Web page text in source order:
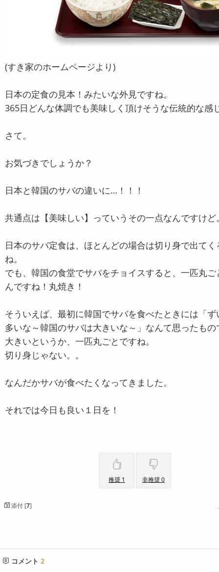
(すき家のホームページより)
日本の定食の見本！みたいな外見ですね。
365日どんな体調でも美味しく頂けそうな伝統的な感
さて。
お気づきでしょうか？
日本と韓国のサバの違いに…！！！
共通点は【美味しい】っていうその一点なんですけど
日本のサバ定食は、ほとんどの場合は切り身で出て
ね。
でも、韓国の食堂でサバをチョイスすると、一匹丸
んですね！丸焼き！
そういえば、最初に韓国でサバを食べたときには「
多いな～韓国のサバは大きいな～」なんて思ったもの
大きいというか、一匹丸ごとですね。
切り身じゃない。。
なんだかサバが食べたくなってきました。
それでは今日も良い１日を！
推奨 1 非推奨 0
添付 [7]
コメント 2